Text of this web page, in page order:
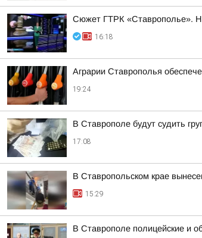
Сюжет ГТРК «Ставрополье».
16:18
Аграрии Ставрополья
19:24
В Ставрополе будут судить
17:08
В Ставропольском крае
15:29
В Ставрополе полицейские и